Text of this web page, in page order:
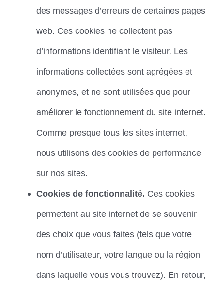
des messages d’erreurs de certaines pages
web. Ces cookies ne collectent pas
d’informations identifiant le visiteur. Les
informations collectées sont agrégées et
anonymes, et ne sont utilisées que pour
améliorer le fonctionnement du site internet.
Comme presque tous les sites internet,
nous utilisons des cookies de performance
sur nos sites.
Cookies de fonctionnalité. Ces cookies
permettent au site internet de se souvenir
des choix que vous faites (tels que votre
nom d’utilisateur, votre langue ou la région
dans laquelle vous vous trouvez). En retour,